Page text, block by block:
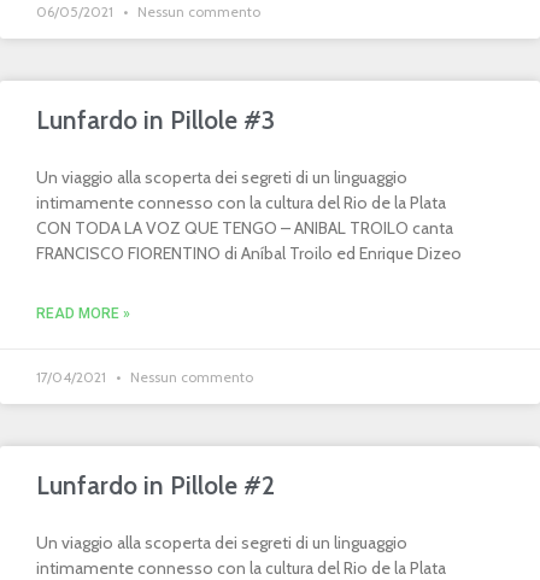
06/05/2021 Nessun commento
Lunfardo in Pillole #3
Un viaggio alla scoperta dei segreti di un linguaggio
intimamente connesso con la cultura del Rio de la Plata
CON TODA LA VOZ QUE TENGO – ANIBAL TROILO canta
FRANCISCO FIORENTINO di Aníbal Troilo ed Enrique Dizeo
READ MORE »
17/04/2021 Nessun commento
Lunfardo in Pillole #2
Un viaggio alla scoperta dei segreti di un linguaggio
intimamente connesso con la cultura del Rio de la Plata